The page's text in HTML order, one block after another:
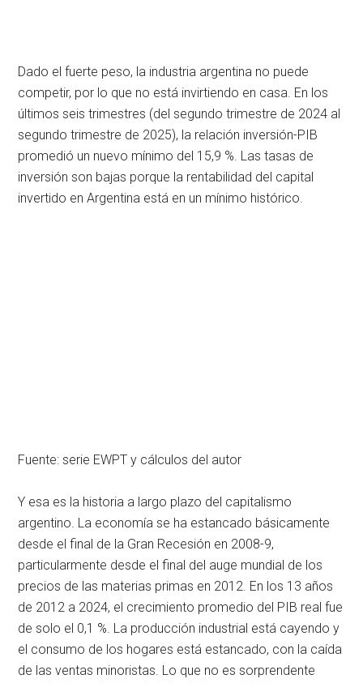
Dado el fuerte peso, la industria argentina no puede
competir, por lo que no está invirtiendo en casa. En los
últimos seis trimestres (del segundo trimestre de 2024 al
segundo trimestre de 2025), la relación inversión-PIB
promedió un nuevo mínimo del 15,9 %. Las tasas de
inversión son bajas porque la rentabilidad del capital
invertido en Argentina está en un mínimo histórico.
Fuente: serie EWPT y cálculos del autor
Y esa es la historia a largo plazo del capitalismo
argentino. La economía se ha estancado básicamente
desde el final de la Gran Recesión en 2008-9,
particularmente desde el final del auge mundial de los
precios de las materias primas en 2012. En los 13 años
de 2012 a 2024, el crecimiento promedio del PIB real fue
de solo el 0,1 %. La producción industrial está cayendo y
el consumo de los hogares está estancado, con la caída
de las ventas minoristas. Lo que no es sorprendente